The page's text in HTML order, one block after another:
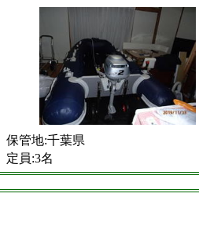
保管地:千葉県
定員:3名